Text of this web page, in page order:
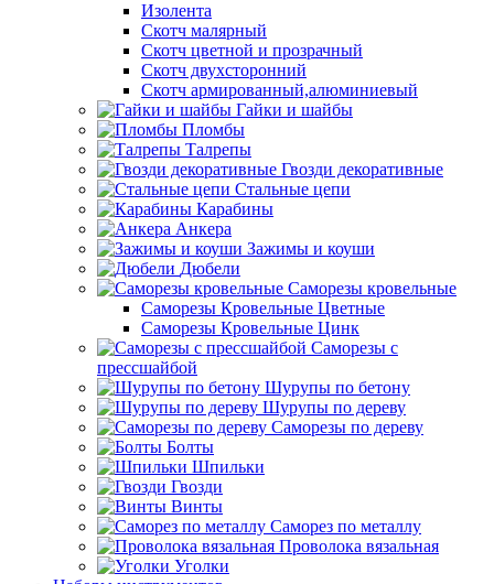
Изолента
Скотч малярный
Скотч цветной и прозрачный
Скотч двухсторонний
Скотч армированный,алюминиевый
Гайки и шайбы
Пломбы
Талрепы
Гвозди декоративные
Стальные цепи
Карабины
Анкера
Зажимы и коуши
Дюбели
Саморезы кровельные
Саморезы Кровельные Цветные
Саморезы Кровельные Цинк
Саморезы с
прессшайбой
Шурупы по бетону
Шурупы по дереву
Саморезы по дереву
Болты
Шпильки
Гвозди
Винты
Саморез по металлу
Проволока вязальная
Уголки